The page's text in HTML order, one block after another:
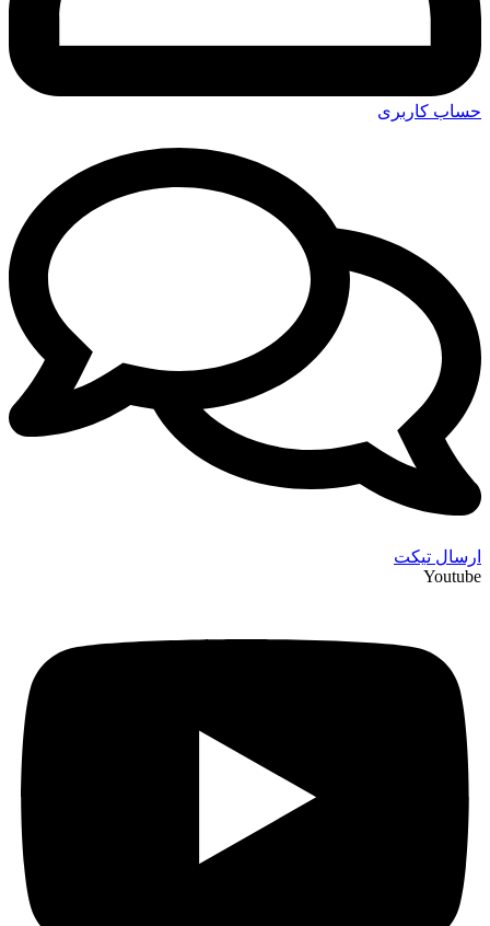
حساب کاربری
ارسال تیکت
Youtube